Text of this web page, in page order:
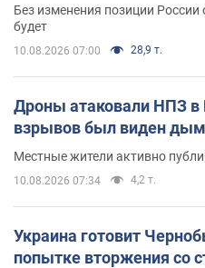
Без изменения позиции
будет
10.08.2026 07:00 28,9 т.
Дроны атаковали НПЗ
взрывов был виден
Местные жители активно
10.08.2026 07:34 4,2 т.
Украина готовит
попытке вторжения со